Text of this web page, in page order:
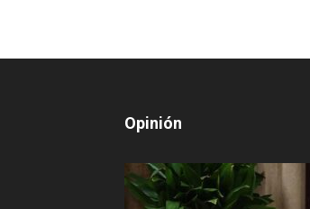
Opinión